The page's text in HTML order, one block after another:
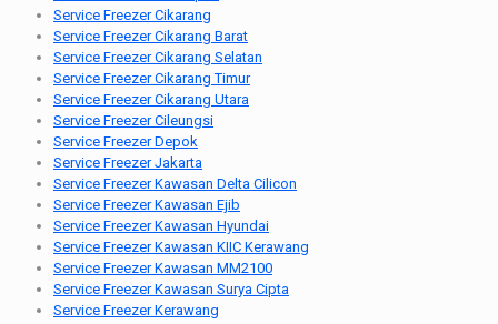
Service Freezer Cikarang
Service Freezer Cikarang Barat
Service Freezer Cikarang Selatan
Service Freezer Cikarang Timur
Service Freezer Cikarang Utara
Service Freezer Cileungsi
Service Freezer Depok
Service Freezer Jakarta
Service Freezer Kawasan Delta Cilicon
Service Freezer Kawasan Ejib
Service Freezer Kawasan Hyundai
Service Freezer Kawasan KIIC Kerawang
Service Freezer Kawasan MM2100
Service Freezer Kawasan Surya Cipta
Service Freezer Kerawang